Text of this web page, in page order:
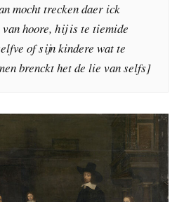
mocht trecken daer ick
hoore, hij is te tiemide
of sijn kindere wat te
brenckt het de lie van selfs]